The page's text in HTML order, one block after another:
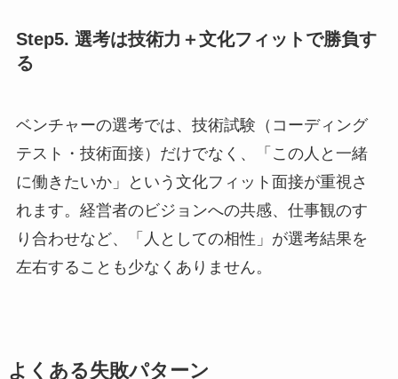
Step5. 選考は技術力＋文化フィットで勝負す
る
ベンチャーの選考では、技術試験（コーディング
テスト・技術面接）だけでなく、「この人と一緒
に働きたいか」という文化フィット面接が重視さ
れます。経営者のビジョンへの共感、仕事観のす
り合わせなど、「人としての相性」が選考結果を
左右することも少なくありません。
よくある失敗パターン